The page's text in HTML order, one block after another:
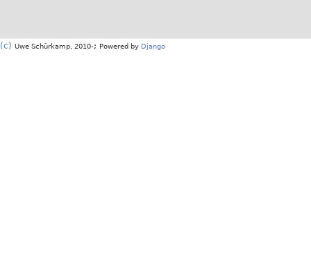
(c) Uwe Schürkamp, 2010-; Powered by Django